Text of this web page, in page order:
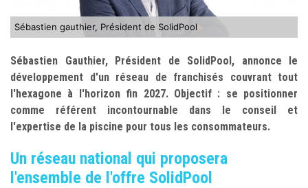
Sébastien gauthier, Président de SolidPool
Sébastien Gauthier, Président de SolidPool, annonce le
développement d'un réseau de franchisés couvrant tout
l'hexagone à l'horizon fin 2027. Objectif : se positionner
comme référent incontournable dans le conseil et
l'expertise de la piscine pour tous les consommateurs.
Un réseau national qui proposera
l'ensemble de l'offre SolidPool